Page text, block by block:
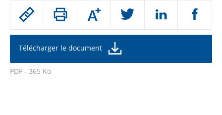
Passer
partage
de
l'article
pour
Augmenter
ou
la
de
police
Télécharger le document
PDF - 365 Ko